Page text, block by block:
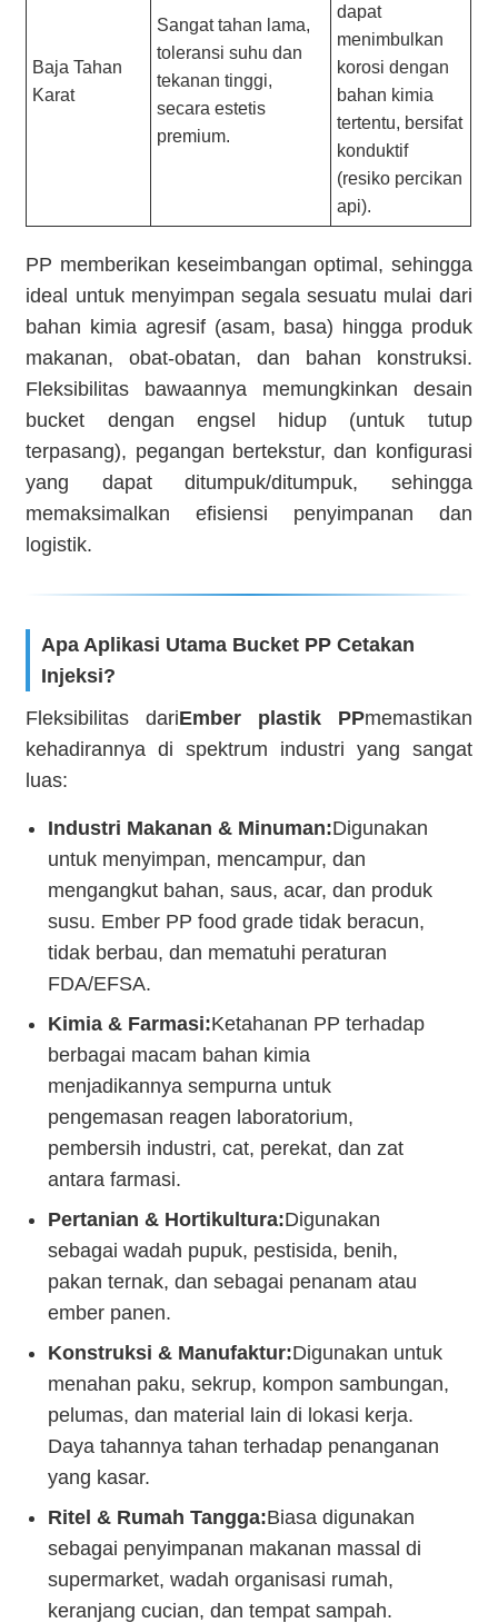
Baja Tahan
Karat
Sangat tahan lama,
toleransi suhu dan
tekanan tinggi,
secara estetis
premium.
dapat
menimbulkan
korosi dengan
bahan kimia
tertentu, bersifat
konduktif
(resiko percikan
api).
PP memberikan keseimbangan optimal, sehingga
ideal untuk menyimpan segala sesuatu mulai dari
bahan kimia agresif (asam, basa) hingga produk
makanan, obat-obatan, dan bahan konstruksi.
Fleksibilitas bawaannya memungkinkan desain
bucket dengan engsel hidup (untuk tutup
terpasang), pegangan bertekstur, dan konfigurasi
yang dapat ditumpuk/ditumpuk, sehingga
memaksimalkan efisiensi penyimpanan dan
logistik.
Apa Aplikasi Utama Bucket PP Cetakan
Injeksi?
Fleksibilitas dariEmber plastik PPmemastikan
kehadirannya di spektrum industri yang sangat
luas:
Industri Makanan & Minuman:Digunakan
untuk menyimpan, mencampur, dan
mengangkut bahan, saus, acar, dan produk
susu. Ember PP food grade tidak beracun,
tidak berbau, dan mematuhi peraturan
FDA/EFSA.
Kimia & Farmasi:Ketahanan PP terhadap
berbagai macam bahan kimia
menjadikannya sempurna untuk
pengemasan reagen laboratorium,
pembersih industri, cat, perekat, dan zat
antara farmasi.
Pertanian & Hortikultura:Digunakan
sebagai wadah pupuk, pestisida, benih,
pakan ternak, dan sebagai penanam atau
ember panen.
Konstruksi & Manufaktur:Digunakan untuk
menahan paku, sekrup, kompon sambungan,
pelumas, dan material lain di lokasi kerja.
Daya tahannya tahan terhadap penanganan
yang kasar.
Ritel & Rumah Tangga:Biasa digunakan
sebagai penyimpanan makanan massal di
supermarket, wadah organisasi rumah,
keranjang cucian, dan tempat sampah.